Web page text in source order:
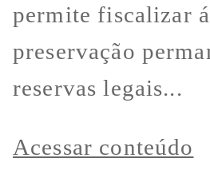
permite fiscalizar
preservação
reservas legais...
Acessar conteúdo